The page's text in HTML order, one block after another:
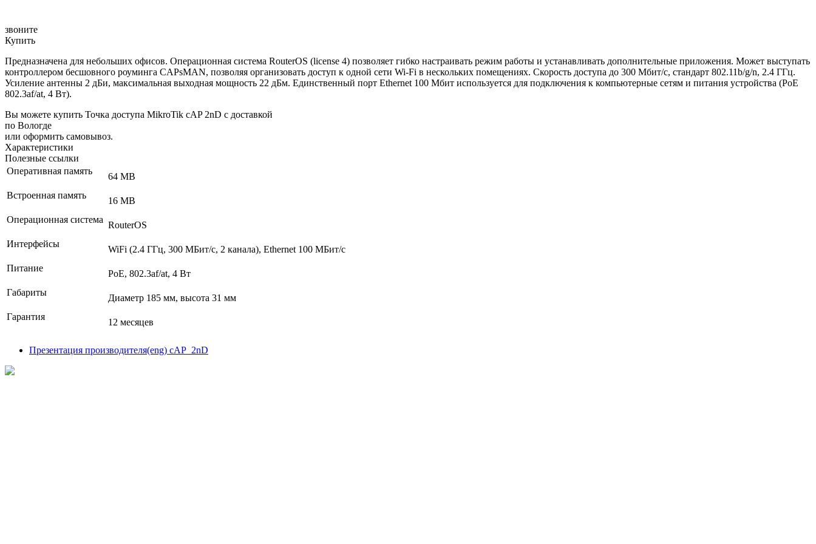
звоните
Купить
Предназначена для небольших офисов. Операционная система RouterOS (license 4) позволяет гибко настраивать режим работы и устанавливать дополнительные приложения. Может выступать
контроллером бесшовного роуминга CAPsMAN, позволяя организовать доступ к одной сети Wi-Fi в нескольких помещениях. Скорость доступа до 300 Мбит/с, стандарт 802.11b/g/n, 2.4 ГГц.
Усиление антенны 2 дБи, максимальная выходная мощность 22 дБм. Единственный порт Ethernet 100 Мбит используется для подключения к компьютерные сетям и питания устройства (PoE
802.3af/at, 4 Вт).
Вы можете купить Точка доступа MikroTik cAP 2nD с доставкой
по Вологде
или оформить самовывоз.
Характеристики
Полезные ссылки
Оперативная память
64 MB
Встроенная память
16 MB
Операционная система
RouterOS
Интерфейсы
WiFi (2.4 ГГц, 300 МБит/с, 2 канала), Ethernet 100 МБит/с
Питание
РоЕ, 802.3af/at, 4 Вт
Габариты
Диаметр 185 мм, высота 31 мм
Гарантия
12 месяцев
Презентация производителя(eng) cAP_2nD